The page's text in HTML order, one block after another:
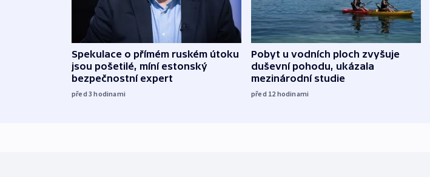
Spekulace o přímém ruském útoku
jsou pošetilé, míní estonský
bezpečnostní expert
před 3hodinami
Pobyt u vodních ploch zvyšuje
duševní pohodu, ukázala
mezinárodní studie
před 12 hodinami